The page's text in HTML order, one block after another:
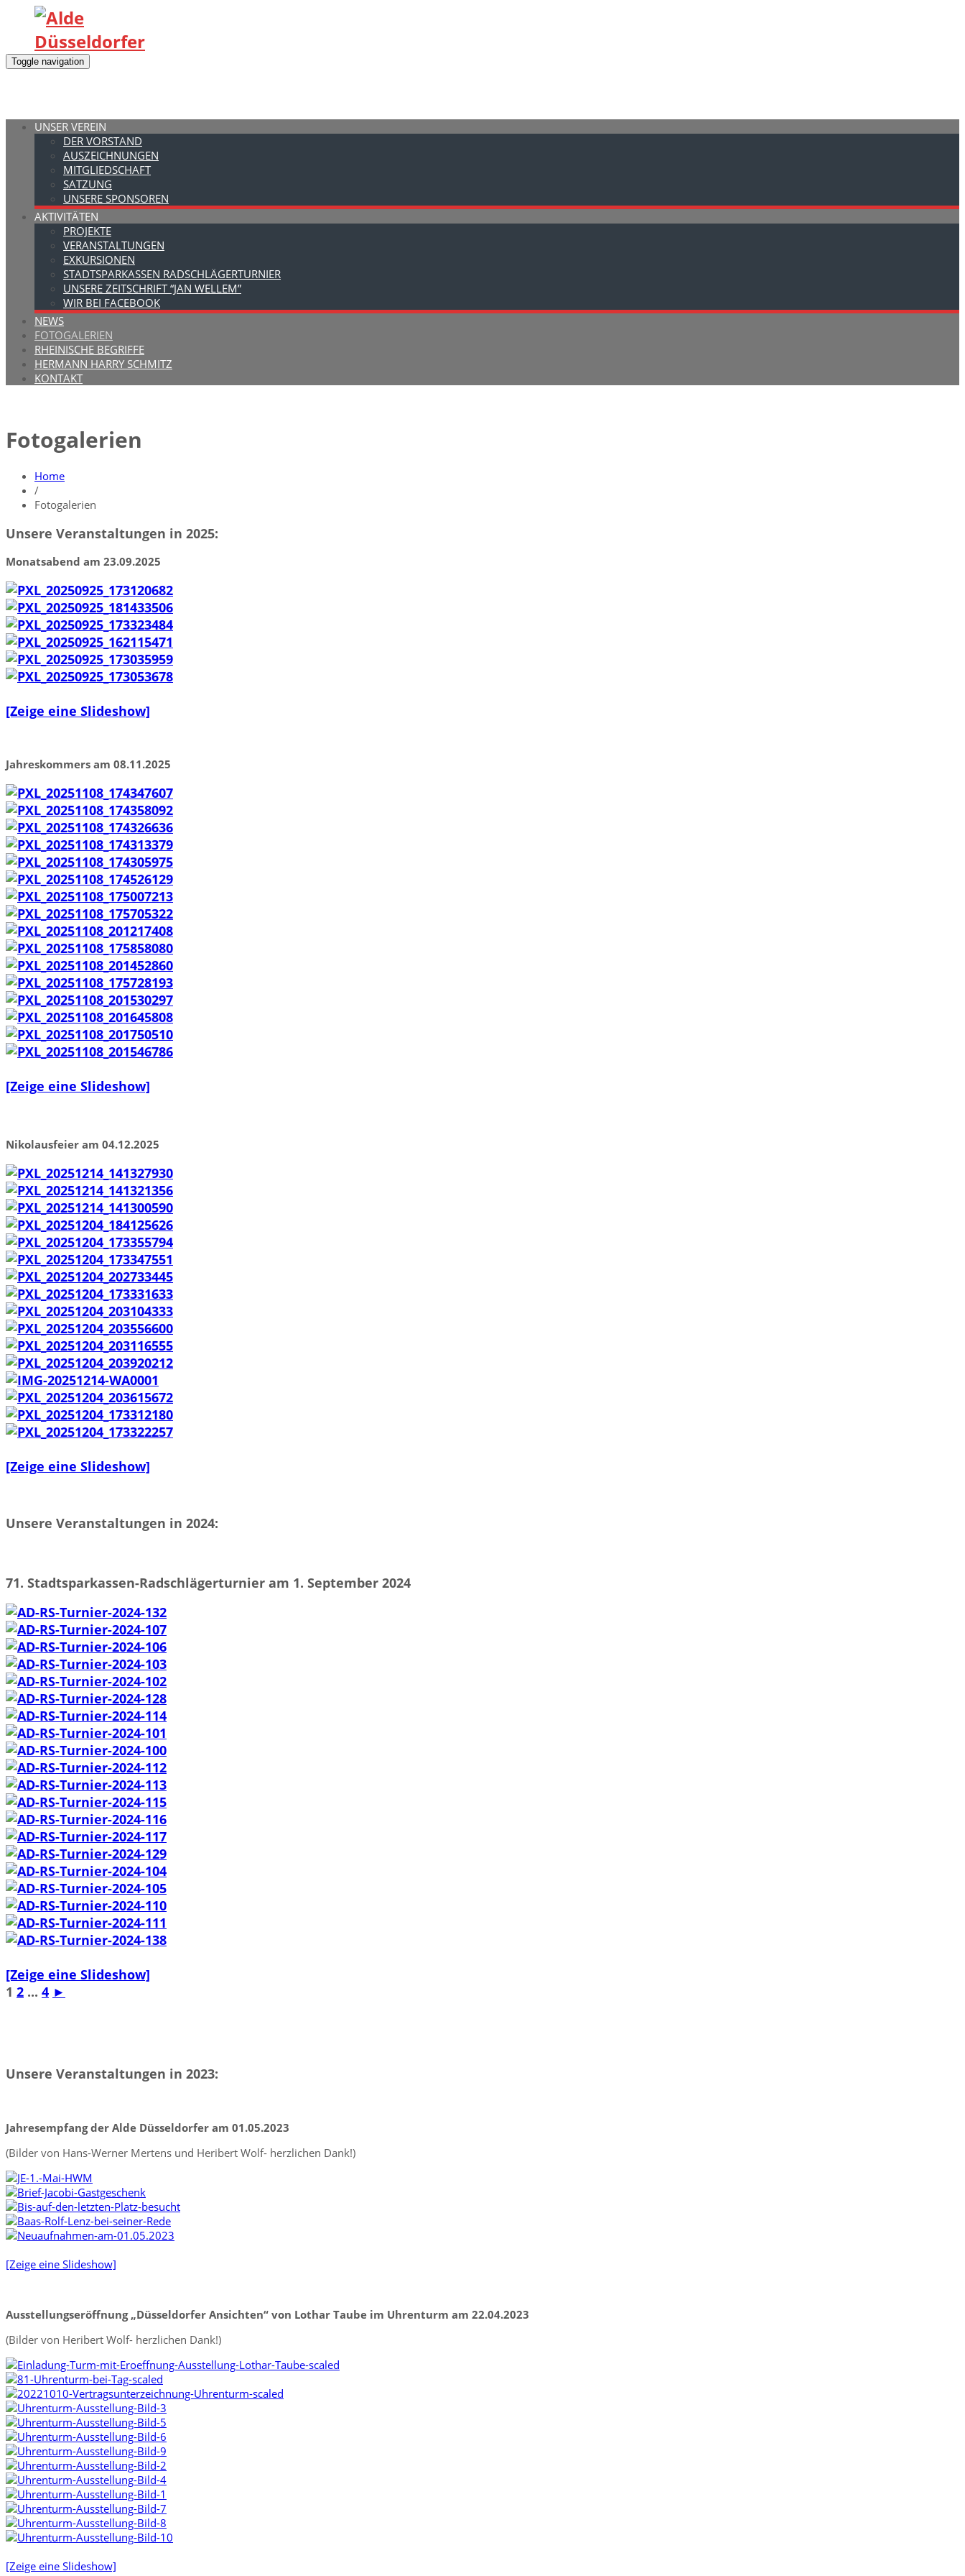
Toggle navigation
UNSER VEREIN
DER VORSTAND
AUSZEICHNUNGEN
MITGLIEDSCHAFT
SATZUNG
UNSERE SPONSOREN
AKTIVITÄTEN
PROJEKTE
VERANSTALTUNGEN
EXKURSIONEN
STADTSPARKASSEN RADSCHLÄGERTURNIER
UNSERE ZEITSCHRIFT “JAN WELLEM”
WIR BEI FACEBOOK
NEWS
FOTOGALERIEN
RHEINISCHE BEGRIFFE
HERMANN HARRY SCHMITZ
KONTAKT
Fotogalerien
Home
/
Fotogalerien
Unsere Veranstaltungen in 2025:
Monatsabend am 23.09.2025
[Zeige eine Slideshow]
Jahreskommers am 08.11.2025
[Zeige eine Slideshow]
Nikolausfeier am 04.12.2025
[Zeige eine Slideshow]
Unsere Veranstaltungen in 2024:
71. Stadtsparkassen-Radschlägerturnier am 1. September 2024
[Zeige eine Slideshow]
1 2 ... 4 ►
Unsere Veranstaltungen in 2023:
Jahresempfang der Alde Düsseldorfer am 01.05.2023
(Bilder von Hans-Werner Mertens und Heribert Wolf- herzlichen Dank!)
[Zeige eine Slideshow]
Ausstellungseröffnung „Düsseldorfer Ansichten“ von Lothar Taube im Uhrenturm am 22.04.2023
(Bilder von Heribert Wolf- herzlichen Dank!)
[Zeige eine Slideshow]